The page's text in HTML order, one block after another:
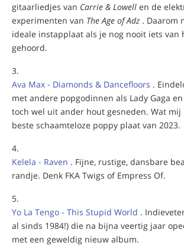
gitaarliedjes van Carrie & Lowell en de
experimenten van The Age of Adz . Daarom
ideale instapplaat als je nog nooit iets van
gehoord.
Ava Max - Diamonds & Dancefloors .
met andere popgodinnen als Lady Gaga
toch wel uit ander hout gesneden. Wat
beste schaamteloze poppy plaat van 2023.
Kelela - Raven . Fijne, rustige, dansbare
randje. Denk FKA Twigs of Empress Of.
Yo La Tengo - This Stupid World .
al sinds 1984!) die na bijna veertig jaar
met een geweldig nieuw album.